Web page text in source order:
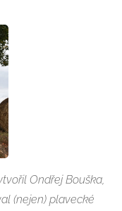
Ondřej Bouška,
(nejen) plavecké